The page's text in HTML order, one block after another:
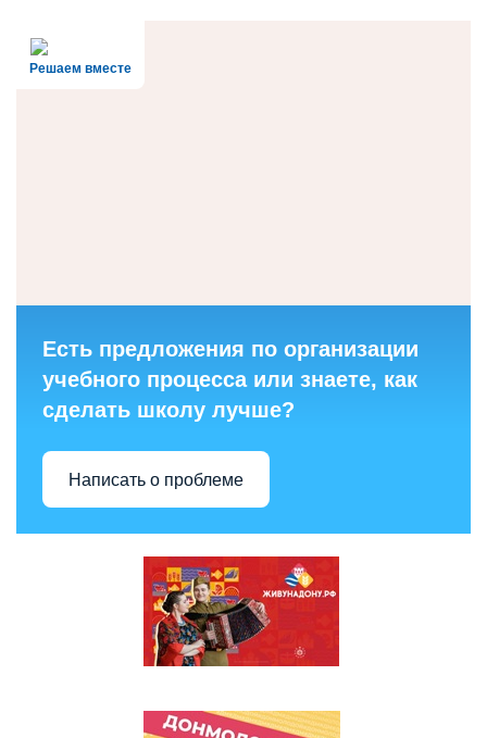
Решаем вместе
Есть предложения по организации
учебного процесса или знаете, как
сделать школу лучше?
Написать о проблеме